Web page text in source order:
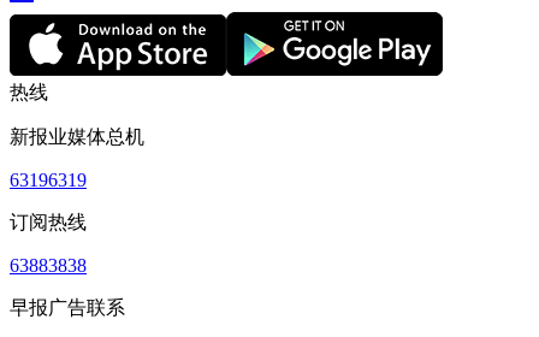
热线
新报业媒体总机
63196319
订阅热线
63883838
早报广告联系